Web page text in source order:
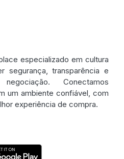
especializado em cultura
segurança, transparência e
Conectamos
um ambiente confiável, com
experiência de compra.